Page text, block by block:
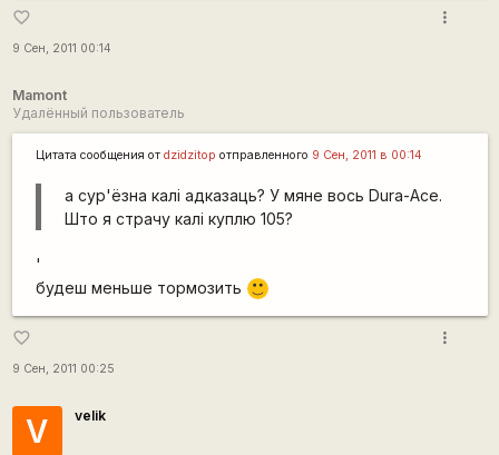
favorite_border
9 Сен, 2011 00:14
more_vert
Mamont
Удалённый пользователь
Цитата сообщения от dzidzitop отправленного 9 Сен, 2011 в 00:14
а сур'ёзна калі адказаць? У мяне вось Dura-Ace.
Што я страчу калі куплю 105?
'
будеш меньше тормозить
:)
favorite_border
9 Сен, 2011 00:25
more_vert
V velik